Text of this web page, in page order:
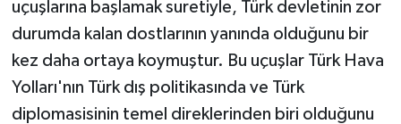
uçuşlarına başlamak suretiyle, Türk devletinin zor
durumda kalan dostlarının yanında olduğunu bir
kez daha ortaya koymuştur. Bu uçuşlar Türk Hava
Yolları'nın Türk dış politikasında ve Türk
diplomasisinin temel direklerinden biri olduğunu